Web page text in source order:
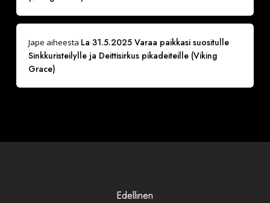
Jape aiheesta La 31.5.2025 Varaa paikkasi suositulle
Sinkkuristeilylle ja Deittisirkus pikadeiteille (Viking
Grace)
Edellinen